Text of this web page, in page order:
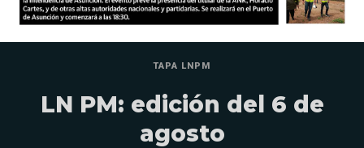
TAPA LNPM
LN PM: edición del 6 de
agosto